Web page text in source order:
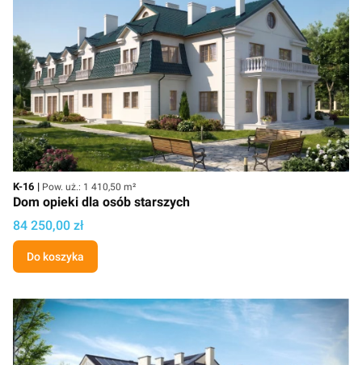
Kod
K-16 Powierzchnia użytkowa
Pow. uż.: 1 410,50 m²
Dom opieki dla osób starszych
Cena
84 250,00 zł
Do koszyka